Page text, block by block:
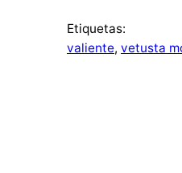
Etiquetas:
valiente, vetusta